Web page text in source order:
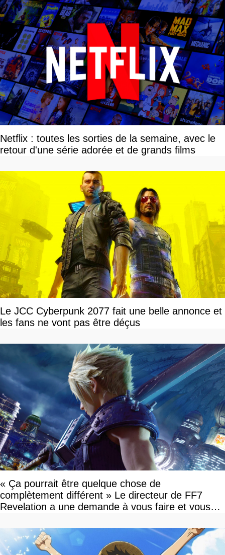
Netflix : toutes les sorties de la semaine, avec le
retour d'une série adorée et de grands films
Le JCC Cyberpunk 2077 fait une belle annonce et
les fans ne vont pas être déçus
« Ça pourrait être quelque chose de
complètement différent » Le directeur de FF7
Revelation a une demande à vous faire et vous